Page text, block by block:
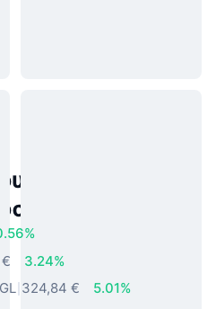
στοιχεία
3.24%
324,84 €
5.01%